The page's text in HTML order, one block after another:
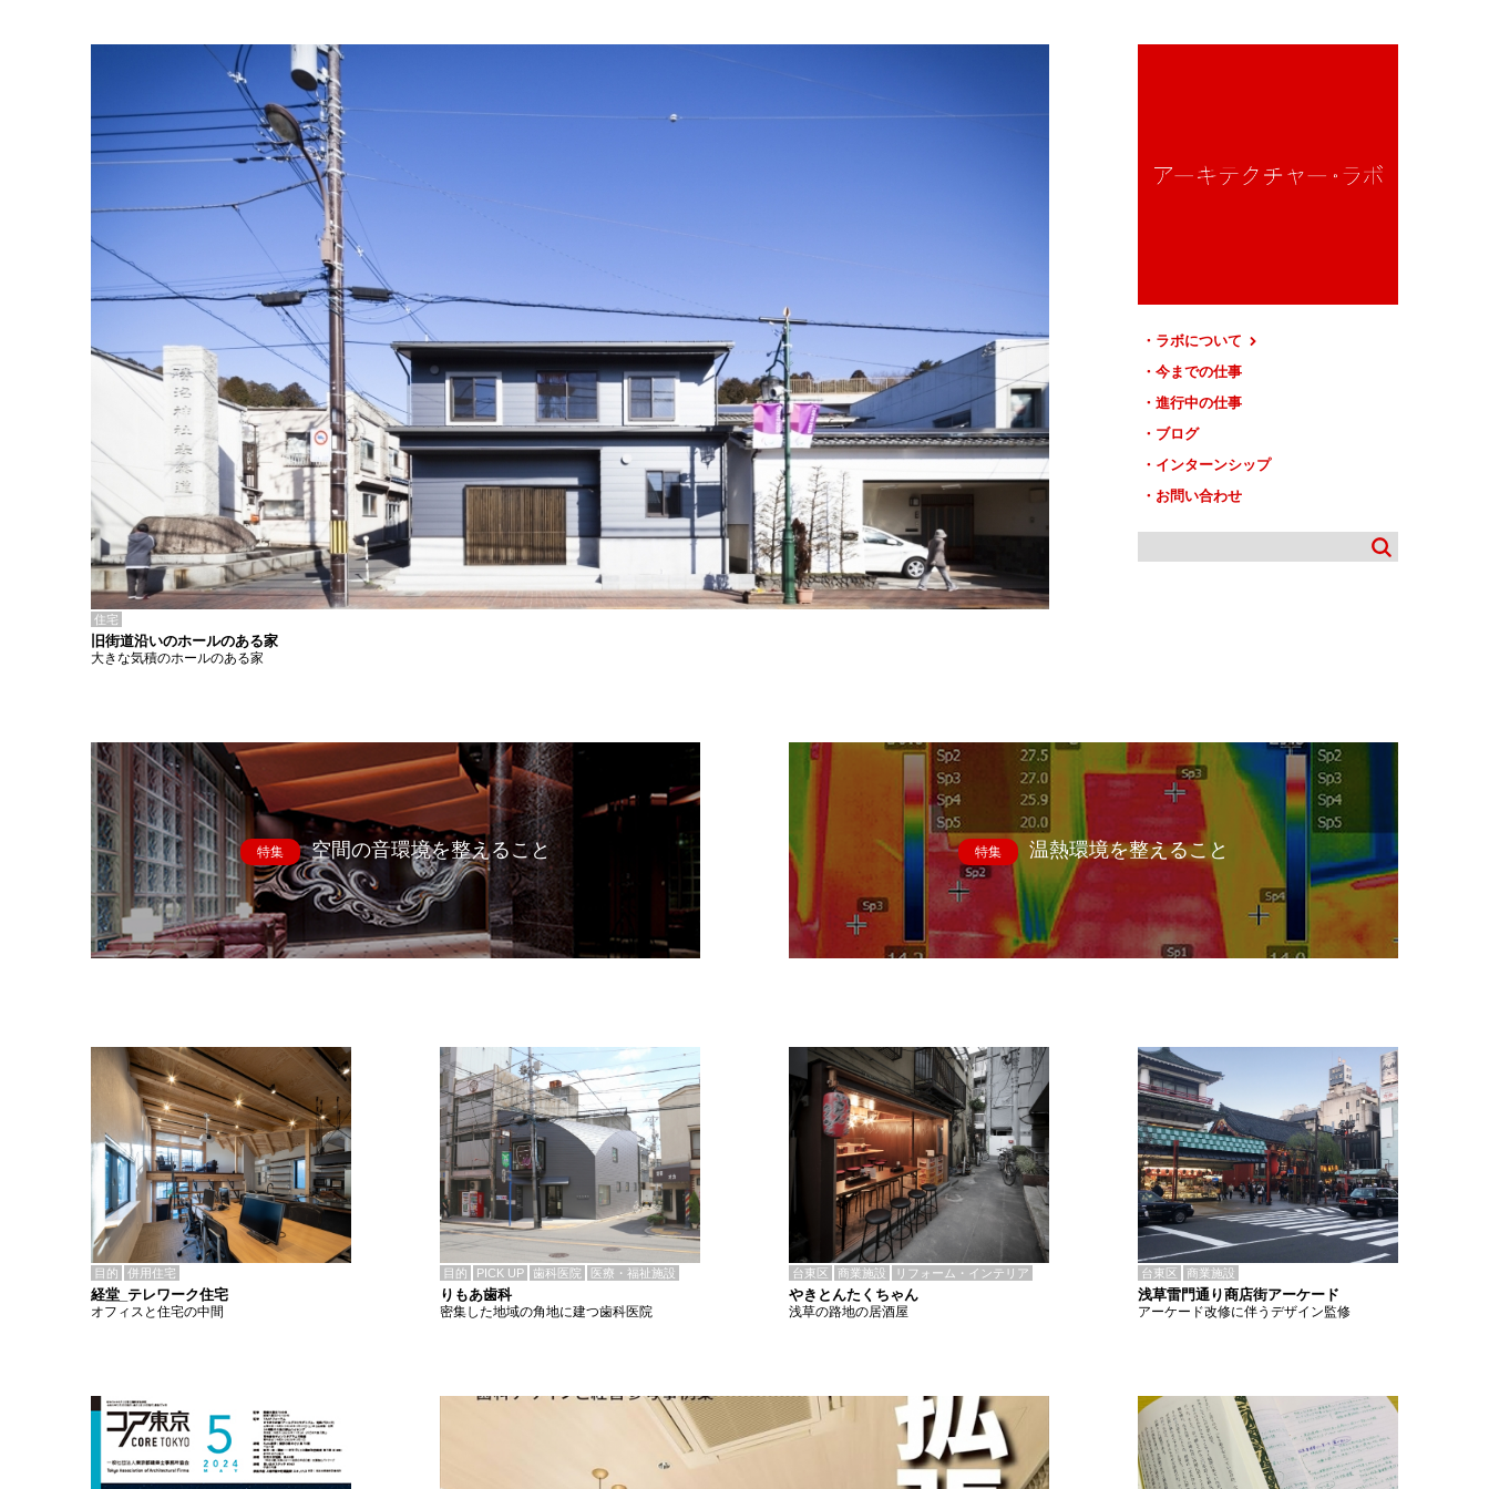
ラボについて
今までの仕事
進行中の仕事
ブログ
インターンシップ
お問い合わせ
住宅
旧街道沿いのホールのある家
大きな気積のホールのある家
特集 空間の音環境を整えること 特集 温熱環境を整えること
目的 併用住宅
経堂_テレワーク住宅
オフィスと住宅の中間
目的 PICK UP 歯科医院 医療・福祉施設
りもあ歯科
密集した地域の角地に建つ歯科医院
台東区 商業施設 リフォーム・インテリア
やきとんたくちゃん
浅草の路地の居酒屋
台東区 商業施設
浅草雷門通り商店街アーケード
アーケード改修に伴うデザイン監修